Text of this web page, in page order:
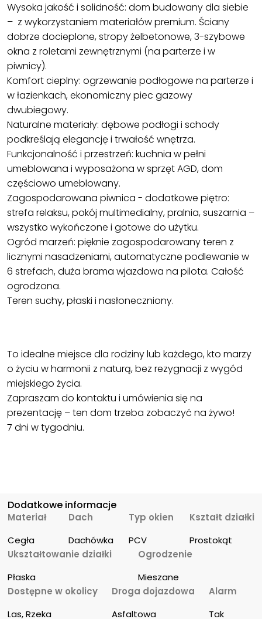
Wysoka jakość i solidność: dom budowany dla siebie
– z wykorzystaniem materiałów premium. Ściany
dobrze docieplone, stropy żelbetonowe, 3-szybowe
okna z roletami zewnętrznymi (na parterze i w
piwnicy).
Komfort cieplny: ogrzewanie podłogowe na parterze i
w łazienkach, ekonomiczny piec gazowy
dwubiegowy.
Naturalne materiały: dębowe podłogi i schody
podkreślają elegancję i trwałość wnętrza.
Funkcjonalność i przestrzeń: kuchnia w pełni
umeblowana i wyposażona w sprzęt AGD, dom
częściowo umeblowany.
Zagospodarowana piwnica - dodatkowe piętro:
strefa relaksu, pokój multimedialny, pralnia, suszarnia –
wszystko wykończone i gotowe do użytku.
Ogród marzeń: pięknie zagospodarowany teren z
licznymi nasadzeniami, automatyczne podlewanie w
6 strefach, duża brama wjazdowa na pilota. Całość
ogrodzona.
Teren suchy, płaski i nasłoneczniony.
To idealne miejsce dla rodziny lub każdego, kto marzy
o życiu w harmonii z naturą, bez rezygnacji z wygód
miejskiego życia.
Zapraszam do kontaktu i umówienia się na
prezentację – ten dom trzeba zobaczyć na żywo!
7 dni w tygodniu.
Dodatkowe informacje
Materiał
Cegła
Dach
Dachówka
Typ okien
PCV
Kształt działki
Prostokąt
Ukształtowanie działki
Płaska
Ogrodzenie
Mieszane
Dostępne w okolicy
Las, Rzeka
Droga dojazdowa
Asfaltowa
Alarm
Tak